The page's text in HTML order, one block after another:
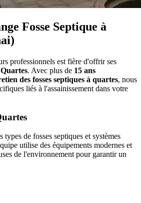
Fosse Septique à
professionnels est fière d'offrir ses
Quartes. Avec plus de 15 ans
des fosses septiques à quartes, nous
liés à l'assainissement dans votre
de fosses septiques et systèmes
utilise des équipements modernes et
de l'environnement pour garantir un